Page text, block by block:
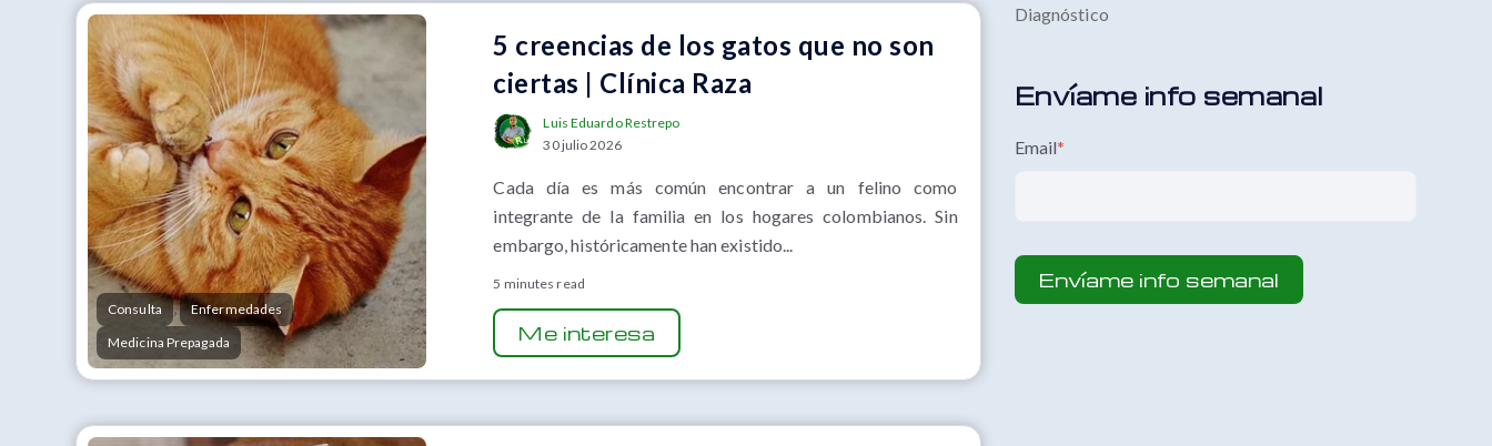
Diagnóstico
Envíame info semanal
Email*
Consulta , Enfermedades ,
Medicina Prepagada
5 creencias de los gatos que no son
ciertas | Clínica Raza
Luis Eduardo Restrepo
30 julio 2026
Cada día es más común encontrar a un felino como
integrante de la familia en los hogares colombianos. Sin
embargo, históricamente han existido...
5 minutes read
Me interesa